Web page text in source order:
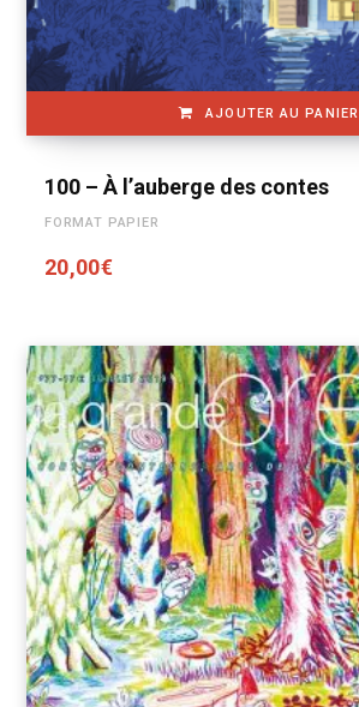
AJOUTER AU PANIER
100 – À l’auberge des contes
FORMAT PAPIER
20,00€